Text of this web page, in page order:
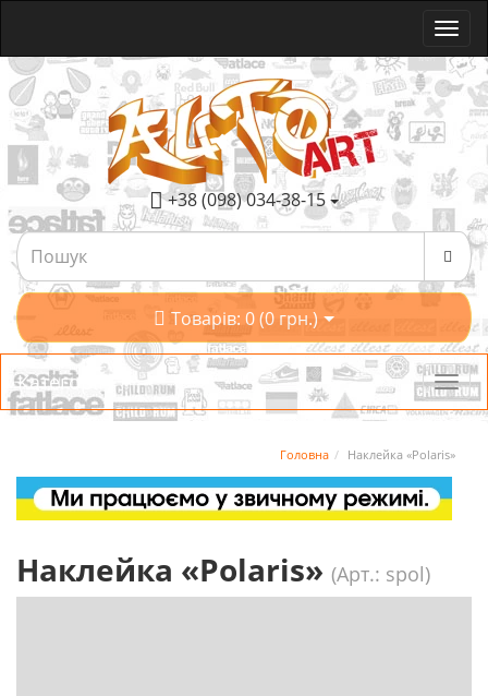
+38 (098) 034-38-15
Товарів: 0 (0 грн.)
Категорії
Головна Наклейка «Polaris»
Наклейка «Polaris» (Арт.: spol)